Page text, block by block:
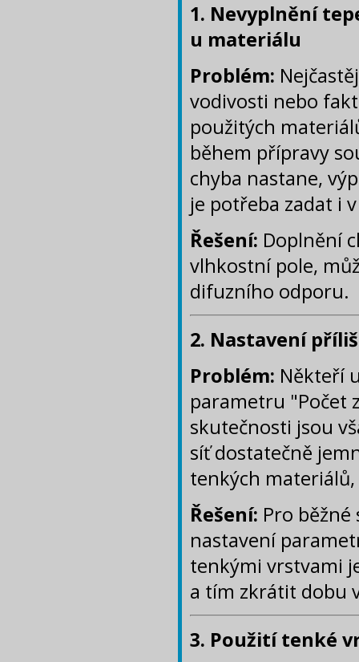
1. Nevyplnění
u materiálu
Problém:
vodivosti nebo
použitých
během přípravy
chyba nastane,
je potřeba zadat i
Řešení: Doplnění
vlhkostní pole,
difuzního odporu.
2. Nastavení
Problém: Někteří
parametru "Počet
skutečnosti jsou
síť dostatečně
tenkých
Řešení: Pro
nastavení
tenkými vrstvami
a tím zkrátit dobu
3. Použití tenké